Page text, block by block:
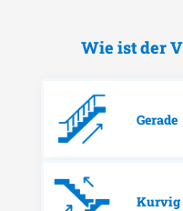
Wie ist der
Gerade
Kurvig